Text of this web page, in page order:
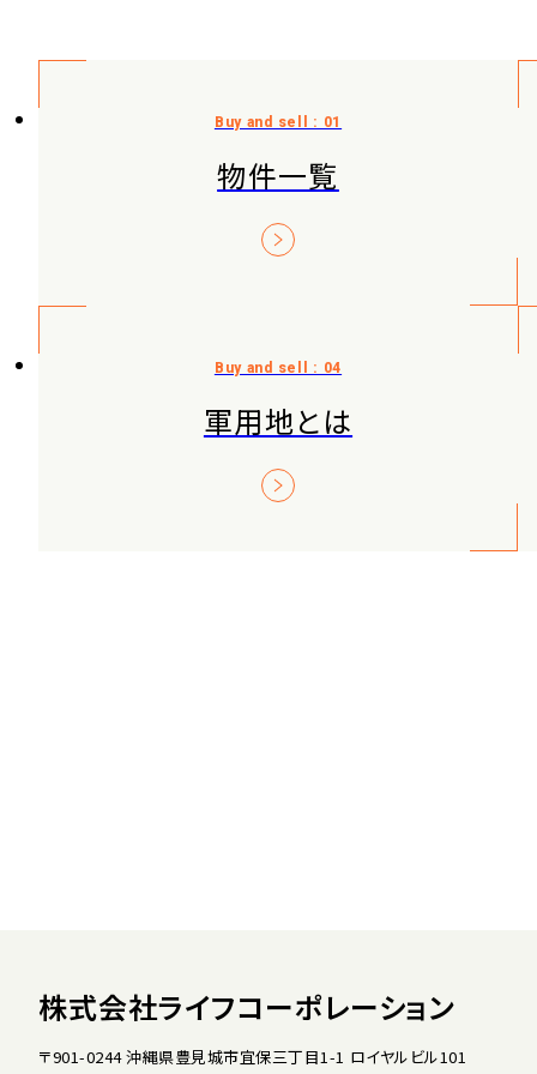
物件一覧
軍用地とは
株式会社ライフコーポレーション
〒901-0244 沖縄県豊見城市宜保三丁目1-1 ロイヤルビル101